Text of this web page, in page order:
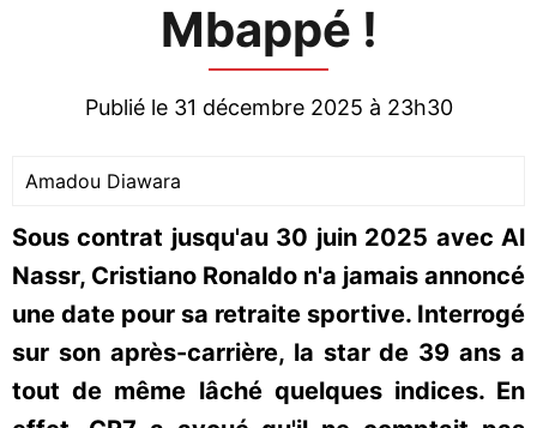
Mbappé !
Publié le 31 décembre 2025 à 23h30
Amadou Diawara
Sous contrat jusqu'au 30 juin 2025 avec Al
Nassr, Cristiano Ronaldo n'a jamais annoncé
une date pour sa retraite sportive. Interrogé
sur son après-carrière, la star de 39 ans a
tout de même lâché quelques indices. En